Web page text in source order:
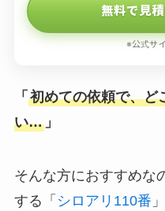
無料で見
※公式サ
「 初めての依頼で、ど
い…」
そんな方におすすめな
する「 シロアリ110番